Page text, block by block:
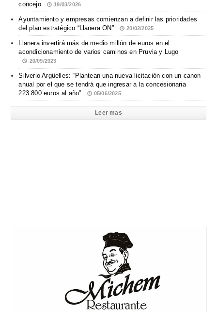
concejo
19/03/2026
Ayuntamiento y empresas comienzan a definir las prioridades
del plan estratégico “Llanera ON”
20/02/2025
Llanera invertirá más de medio millón de euros en el
acondicionamiento de varios caminos en Pruvia y Lugo
20/09/2023
Silverio Argüelles: “Plantean una nueva licitación con un canon
anual por el que se tendrá que ingresar a la concesionaria
223.800 euros al año”
05/06/2025
Leer mas